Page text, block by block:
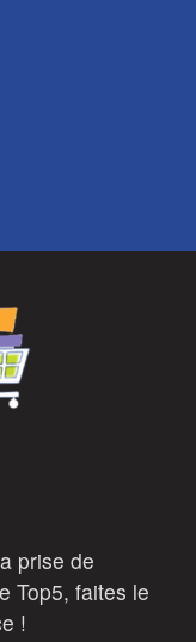
prise de
Top5, faites le
!